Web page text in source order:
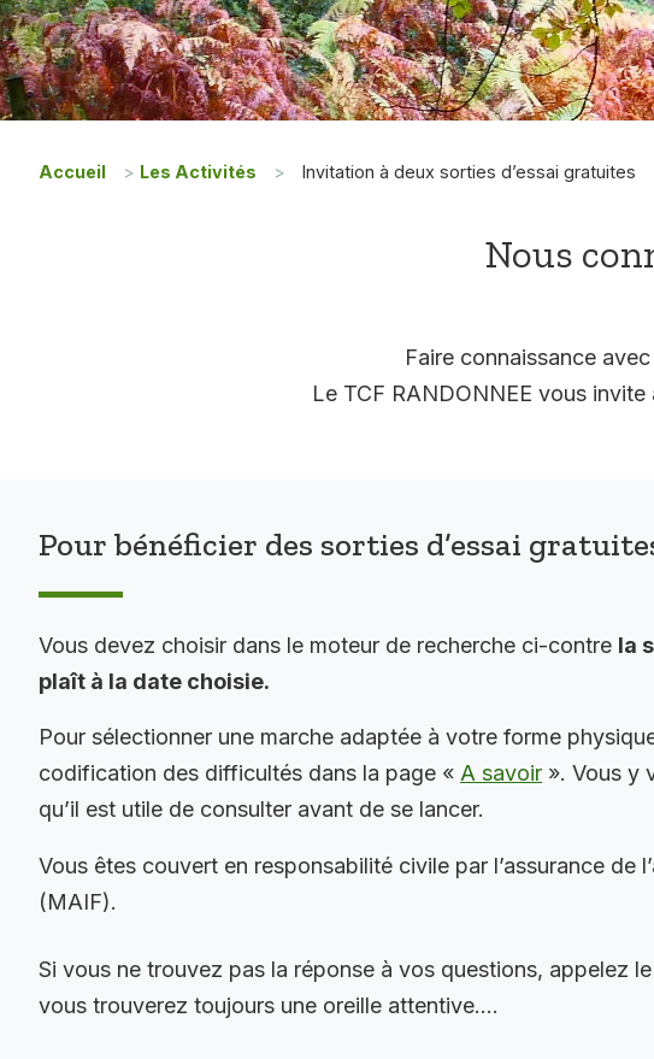
Accueil > Les Activités > Invitation à deux sorties d’essai gratuites
Nous
Faire connaissance
Le TCF RANDONNEE vous
Pour bénéficier des sorties d’essai
Vous devez choisir dans le moteur de recherche ci-contre la
plaît à la date choisie.
Pour sélectionner une marche adaptée à votre forme
codification des difficultés dans la page « A savoir ». Vous y
qu’il est utile de consulter avant de se lancer.
Vous êtes couvert en responsabilité civile par l’assurance de
(MAIF).
Si vous ne trouvez pas la réponse à vos questions, appelez
vous trouverez toujours une oreille attentive….